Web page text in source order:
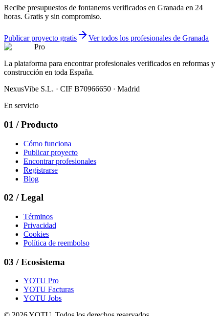
Recibe presupuestos de fontaneros verificados en Granada en 24
horas. Gratis y sin compromiso.
Publicar proyecto gratis
Ver todos los profesionales de Granada
Pro
La plataforma para encontrar profesionales verificados en reformas y
construcción en toda España.
NexusVibe S.L. · CIF B70966650 · Madrid
En servicio
01 / Producto
Cómo funciona
Publicar proyecto
Encontrar profesionales
Registrarse
Blog
02 / Legal
Términos
Privacidad
Cookies
Política de reembolso
03 / Ecosistema
YOTU Pro
YOTU Facturas
YOTU Jobs